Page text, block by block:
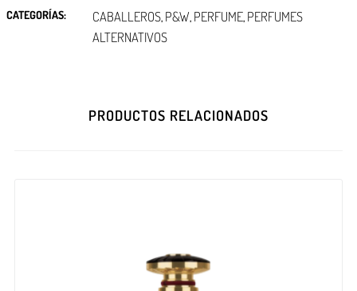
CATEGORÍAS: CABALLEROS, P&W, PERFUME, PERFUMES
ALTERNATIVOS
PRODUCTOS RELACIONADOS